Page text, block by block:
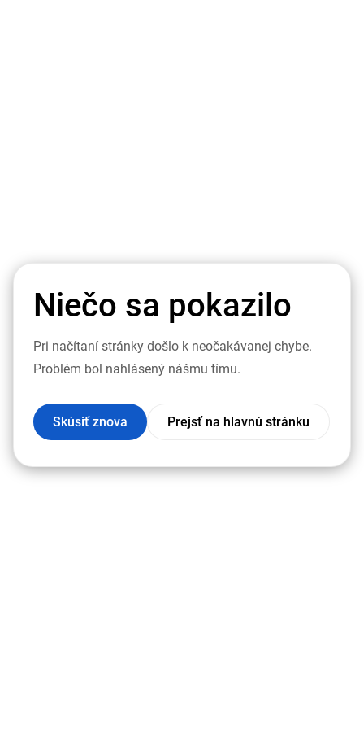
Niečo sa pokazilo
Pri načítaní stránky došlo k neočakávanej chybe.
Problém bol nahlásený nášmu tímu.
Skúsiť znova Prejsť na hlavnú stránku